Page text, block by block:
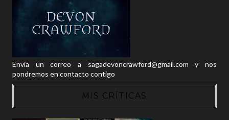
Envía un correo a sagadevoncrawford@gmail.com y nos
pondremos en contacto contigo
MIS CRÍTICAS